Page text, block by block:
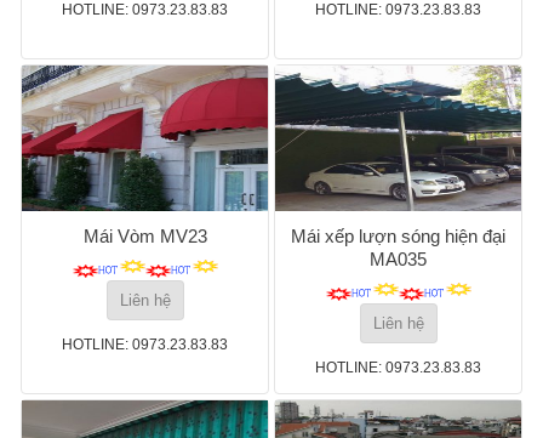
HOTLINE: 0973.23.83.83 HOTLINE: 0973.23.83.83
Mái Vòm MV23
Liên hệ
HOTLINE: 0973.23.83.83
Mái xếp lượn sóng hiện đại
MA035
Liên hệ
HOTLINE: 0973.23.83.83